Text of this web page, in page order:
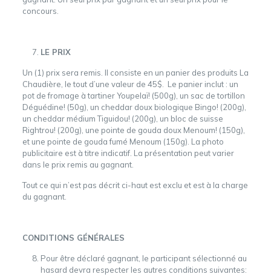
concours.
LE PRIX
Un (1) prix sera remis. Il consiste en un panier des produits La
Chaudière, le tout d’une valeur de 45$. Le panier inclut : un
pot de fromage à tartiner Youpelaï! (500g), un sac de tortillon
Déguédine! (50g), un cheddar doux biologique Bingo! (200g),
un cheddar médium Tiguidou! (200g), un bloc de suisse
Rightrou! (200g), une pointe de gouda doux Menoum! (150g),
et une pointe de gouda fumé Menoum (150g). La photo
publicitaire est à titre indicatif. La présentation peut varier
dans le prix remis au gagnant.
Tout ce qui n’est pas décrit ci-haut est exclu et est à la charge
du gagnant.
CONDITIONS GÉNÉRALES
Pour être déclaré gagnant, le participant sélectionné au
hasard devra respecter les autres conditions suivantes: